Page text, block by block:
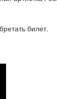
билет.